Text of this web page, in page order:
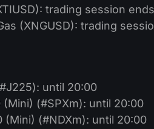
trading session
(XNGUSD): trading
until 20:00
(Mini) (#SPXm): until 20:00
(Mini) (#NDXm): until 20:00